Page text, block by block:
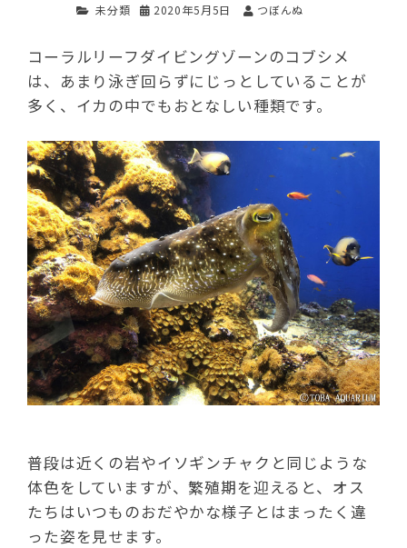
未分類 2020年5月5日 つぼんぬ
コーラルリーフダイビングゾーンのコブシメ
は、あまり泳ぎ回らずにじっとしていることが
多く、イカの中でもおとなしい種類です。
普段は近くの岩やイソギンチャクと同じような
体色をしていますが、繁殖期を迎えると、オス
たちはいつものおだやかな様子とはまったく違
った姿を見せます。